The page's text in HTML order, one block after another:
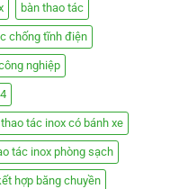
bàn thao tác
chống tĩnh điện
nghiệp
thao tác inox có bánh xe
tác inox phòng sạch
hợp băng chuyền